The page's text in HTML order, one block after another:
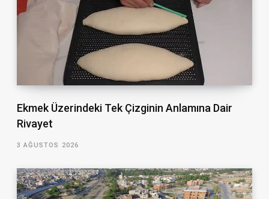
Ekmek Üzerindeki Tek Çizginin Anlamına Dair
Rivayet
3 AĞUSTOS 2026